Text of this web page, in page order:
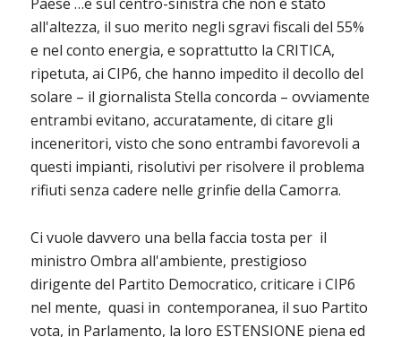
all'altezza, il suo merito negli sgravi fiscali del 55%
e nel conto energia, e soprattutto la CRITICA,
ripetuta, ai CIP6, che hanno impedito il decollo del
solare – il giornalista Stella concorda – ovviamente
entrambi evitano, accuratamente, di citare gli
inceneritori, visto che sono entrambi favorevoli a
questi impianti, risolutivi per risolvere il problema
rifiuti senza cadere nelle grinfie della Camorra.
Ci vuole davvero una bella faccia tosta per il
ministro Ombra all'ambiente, prestigioso
dirigente del Partito Democratico, criticare i CIP6
nel mente, quasi in contemporanea, il suo Partito
vota, in Parlamento, la loro ESTENSIONE piena ed